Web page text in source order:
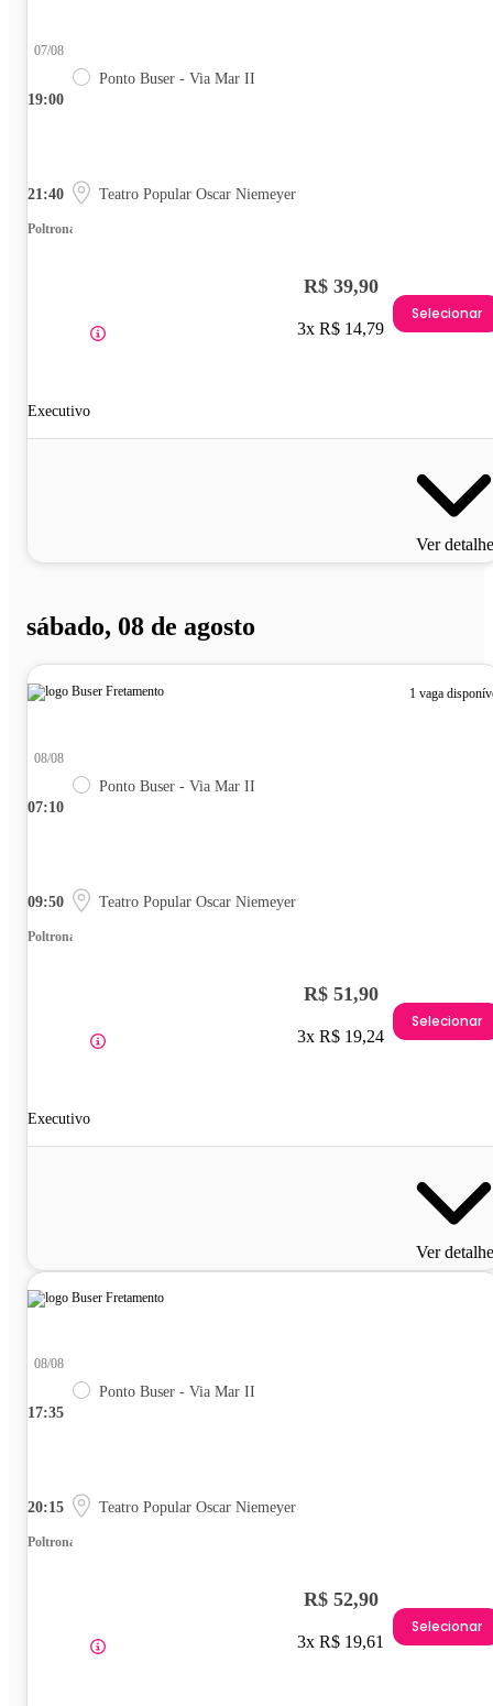
19:00
07/08
Ponto Buser - Via Mar II
21:40 Teatro Popular Oscar Niemeyer
Poltrona
Executivo
R$ 39,90
3x R$ 14,79
Selecionar
Ver
sábado, 08 de agosto
1 vaga
07:10
08/08
Ponto Buser - Via Mar II
09:50 Teatro Popular Oscar Niemeyer
Poltrona
Executivo
R$ 51,90
3x R$ 19,24
Selecionar
Ver
17:35
08/08
Ponto Buser - Via Mar II
20:15 Teatro Popular Oscar Niemeyer
Poltrona
R$ 52,90
3x R$ 19,61
Selecionar